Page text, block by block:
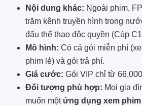
Nội dung khác: Ngoài phim,
trăm kênh truyền hình trong
đấu thể thao độc quyền (Cúp
Mô hình: Có cả gói miễn phí
phim lẻ) và gói trả phí.
Giá cước: Gói VIP chỉ từ
Đối tượng phù hợp: Mọi gia
muốn một ứng dụng xem phim